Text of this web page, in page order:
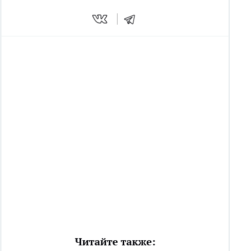
Читайте также: